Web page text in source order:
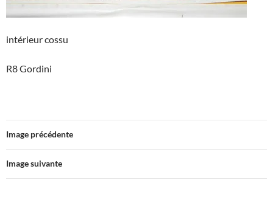
intérieur cossu
R8 Gordini
Image précédente
Image suivante